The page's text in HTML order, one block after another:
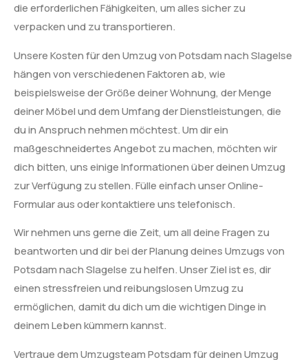
die erforderlichen Fähigkeiten, um alles sicher zu
verpacken und zu transportieren.
Unsere Kosten für den Umzug von Potsdam nach Slagelse
hängen von verschiedenen Faktoren ab, wie
beispielsweise der Größe deiner Wohnung, der Menge
deiner Möbel und dem Umfang der Dienstleistungen, die
du in Anspruch nehmen möchtest. Um dir ein
maßgeschneidertes Angebot zu machen, möchten wir
dich bitten, uns einige Informationen über deinen Umzug
zur Verfügung zu stellen. Fülle einfach unser Online-
Formular aus oder kontaktiere uns telefonisch.
Wir nehmen uns gerne die Zeit, um all deine Fragen zu
beantworten und dir bei der Planung deines Umzugs von
Potsdam nach Slagelse zu helfen. Unser Ziel ist es, dir
einen stressfreien und reibungslosen Umzug zu
ermöglichen, damit du dich um die wichtigen Dinge in
deinem Leben kümmern kannst.
Vertraue dem Umzugsteam Potsdam für deinen Umzug